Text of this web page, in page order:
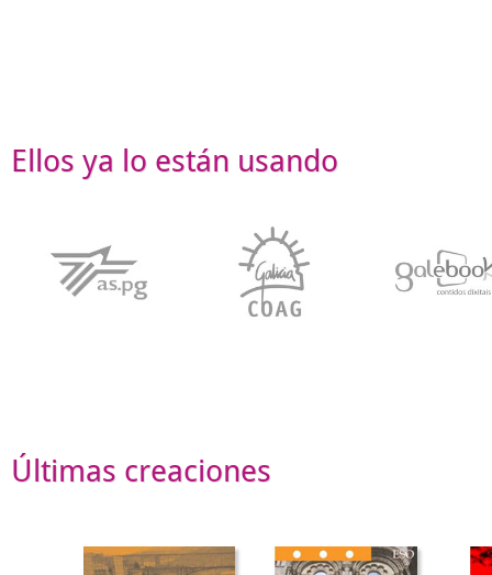
Ellos ya lo están usando
Últimas creaciones